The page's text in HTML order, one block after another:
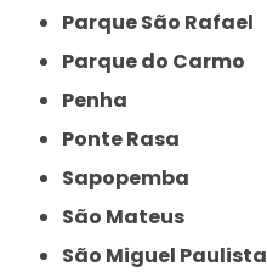
Parque São Rafael
Parque do Carmo
Penha
Ponte Rasa
Sapopemba
São Mateus
São Miguel Paulista